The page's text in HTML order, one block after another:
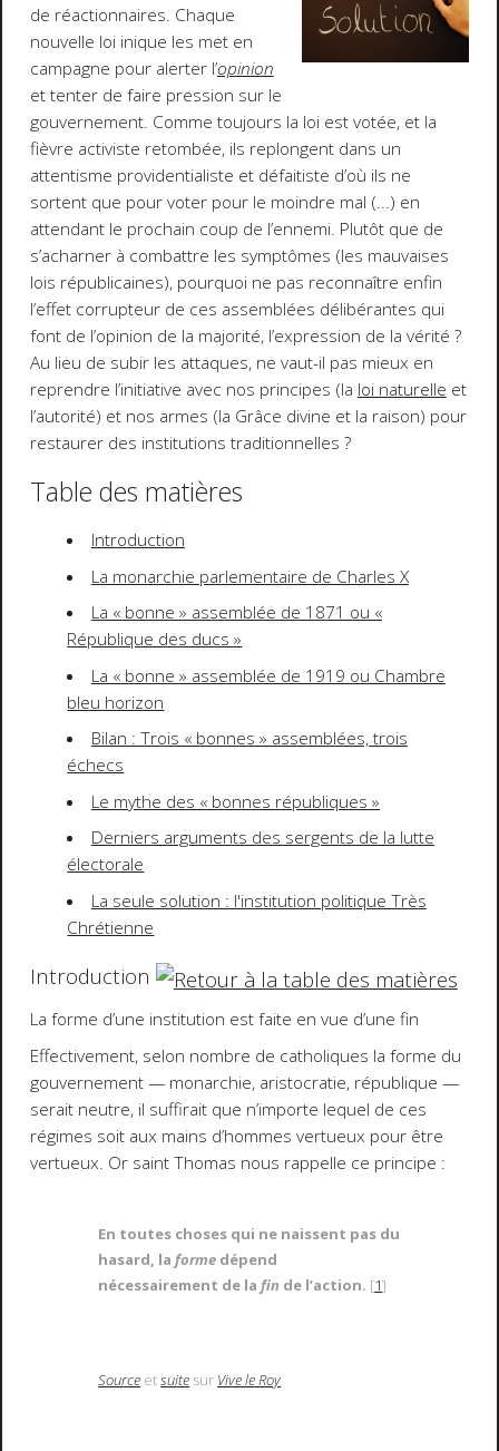
de réactionnaires. Chaque
nouvelle loi inique les met en
campagne pour alerter l’opinion
et tenter de faire pression sur le
gouvernement. Comme toujours la loi est votée, et la
fièvre activiste retombée, ils replongent dans un
attentisme providentialiste et défaitiste d’où ils ne
sortent que pour voter pour le moindre mal (...) en
attendant le prochain coup de l’ennemi. Plutôt que de
s’acharner à combattre les symptômes (les mauvaises
lois républicaines), pourquoi ne pas reconnaître enfin
l’effet corrupteur de ces assemblées délibérantes qui
font de l’opinion de la majorité, l’expression de la vérité ?
Au lieu de subir les attaques, ne vaut-il pas mieux en
reprendre l’initiative avec nos principes (la loi naturelle et
l’autorité) et nos armes (la Grâce divine et la raison) pour
restaurer des institutions traditionnelles ?
Table des matières
Introduction
La monarchie parlementaire de Charles X
La « bonne » assemblée de 1871 ou «
République des ducs »
La « bonne » assemblée de 1919 ou Chambre
bleu horizon
Bilan : Trois « bonnes » assemblées, trois
échecs
Le mythe des « bonnes républiques »
Derniers arguments des sergents de la lutte
électorale
La seule solution : l'institution politique Très
Chrétienne
Introduction
La forme d’une institution est faite en vue d’une fin
Effectivement, selon nombre de catholiques la forme du
gouvernement — monarchie, aristocratie, république —
serait neutre, il suffirait que n’importe lequel de ces
régimes soit aux mains d’hommes vertueux pour être
vertueux. Or saint Thomas nous rappelle ce principe :
En toutes choses qui ne naissent pas du
hasard, laforme dépend
nécessairement de lafin de l’action. [1]
Source etsuite sur Vive le Roy